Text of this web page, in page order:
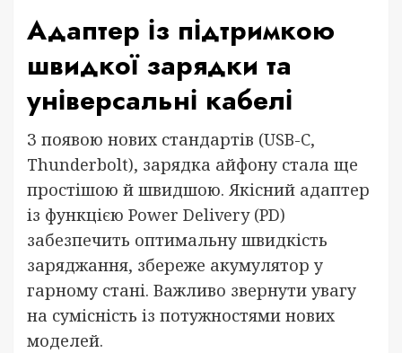
Адаптер із підтримкою
швидкої зарядки та
універсальні кабелі
З появою нових стандартів (USB-C,
Thunderbolt), зарядка айфону стала ще
простішою й швидшою. Якісний адаптер
із функцією Power Delivery (PD)
забезпечить оптимальну швидкість
заряджання, збереже акумулятор у
гарному стані. Важливо звернути увагу
на сумісність із потужностями нових
моделей.